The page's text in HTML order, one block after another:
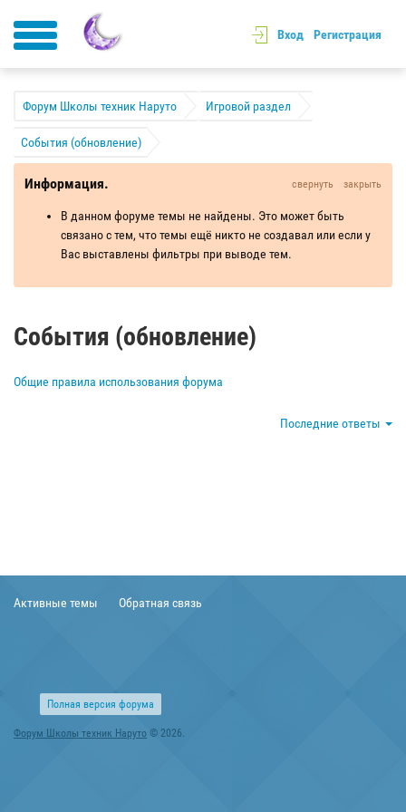
Вход Регистрация
Форум Школы техник Наруто Игровой раздел
События (обновление)
Информация. свернуть закрыть
В данном форуме темы не найдены. Это может быть
связано с тем, что темы ещё никто не создавал или если у
Вас выставлены фильтры при выводе тем.
События (обновление)
Общие правила использования форума
Последние ответы
Активные темы Обратная связь
Полная версия форума
Форум Школы техник Наруто © 2026.